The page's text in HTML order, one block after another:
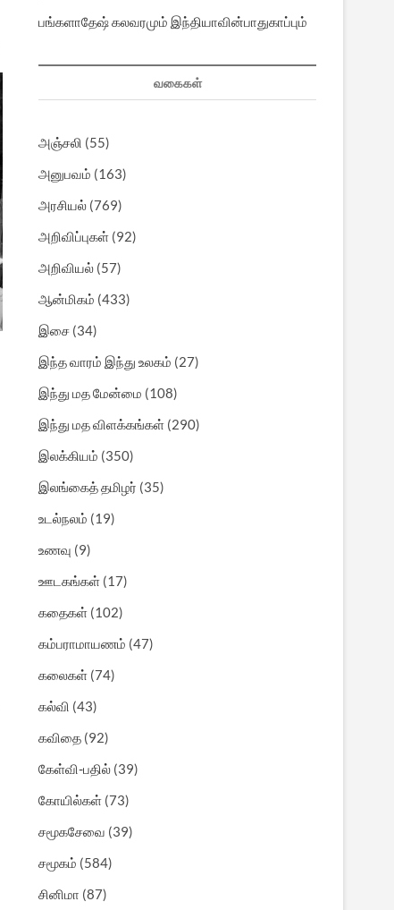
பங்களாதேஷ் கலவரமும் இந்தியாவின்பாதுகாப்பும்
வகைகள்
அஞ்சலி (55)
அனுபவம் (163)
அரசியல் (769)
அறிவிப்புகள் (92)
அறிவியல் (57)
ஆன்மிகம் (433)
இசை (34)
இந்த வாரம் இந்து உலகம் (27)
இந்து மத மேன்மை (108)
இந்து மத விளக்கங்கள் (290)
இலக்கியம் (350)
இலங்கைத் தமிழர் (35)
உடல்நலம் (19)
உணவு (9)
ஊடகங்கள் (17)
கதைகள் (102)
கம்பராமாயணம் (47)
கலைகள் (74)
கல்வி (43)
கவிதை (92)
கேள்வி-பதில் (39)
கோயில்கள் (73)
சமூகசேவை (39)
சமூகம் (584)
சினிமா (87)